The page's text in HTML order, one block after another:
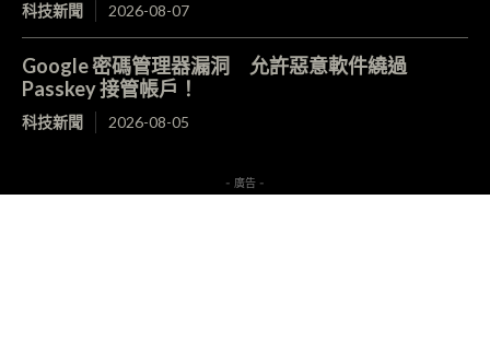
科技新聞 2026-08-07
Google 密碼管理器漏洞 允許惡意軟件繞過
Passkey 接管帳戶！
科技新聞 2026-08-05
- 廣告 -